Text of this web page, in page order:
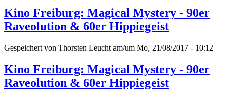
Kino Freiburg: Magical Mystery - 90er
Raveolution & 60er Hippiegeist
Gespeichert von Thorsten Leucht am/um Mo, 21/08/2017 - 10:12
Kino Freiburg: Magical Mystery - 90er
Raveolution & 60er Hippiegeist